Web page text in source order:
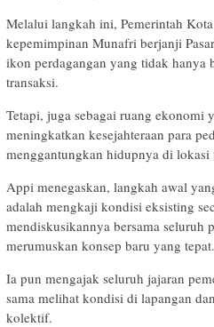
Melalui langkah ini, Pemerintah
kepemimpinan Munafri berjanji
ikon perdagangan yang tidak hanya
transaksi.
Tetapi, juga sebagai ruang ekonomi
meningkatkan kesejahteraan para
menggantungkan hidupnya di lokasi
Appi menegaskan, langkah awal
adalah mengkaji kondisi eksisting
mendiskusikannya bersama seluruh
merumuskan konsep baru yang tepat.
Ia pun mengajak seluruh jajaran
sama melihat kondisi di lapangan
kolektif.